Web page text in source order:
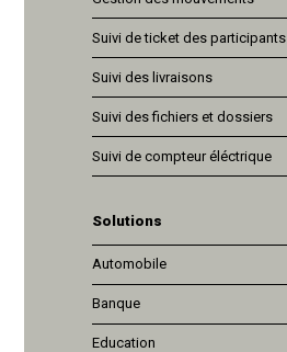
Suivi de ticket des participants
Suivi des livraisons
Suivi des fichiers et dossiers
Suivi de compteur éléctrique
Solutions
Automobile
Banque
Education